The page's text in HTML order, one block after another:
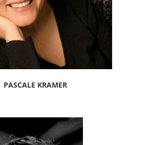
PASCALE KRAMER